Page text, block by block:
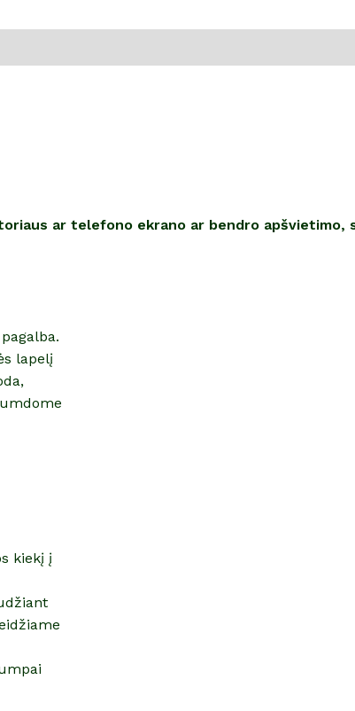
ar telefono ekrano ar bendro apšvietimo,
lapelį
kiekį į